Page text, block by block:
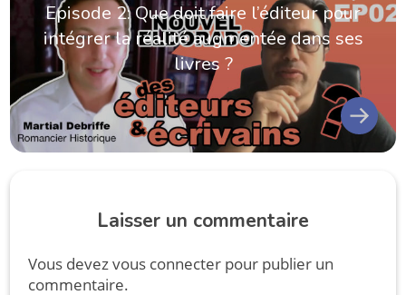
Episode 2: Que doit faire l’éditeur pour
intégrer la réalité augmentée dans ses
livres ?
Laisser un commentaire
Vous devezvous connecter pour publier un
commentaire.